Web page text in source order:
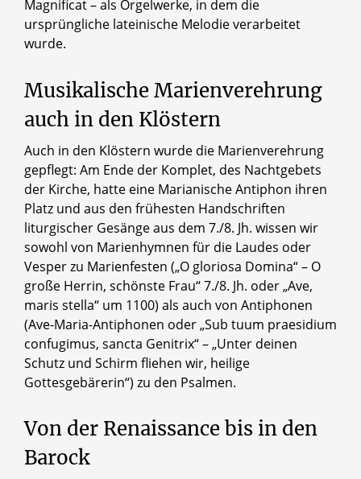
Magnificat – als Orgelwerke, in dem die
ursprüngliche lateinische Melodie verarbeitet
wurde.
Musikalische Marienverehrung
auch in den Klöstern
Auch in den Klöstern wurde die Marienverehrung
gepflegt: Am Ende der Komplet, des Nachtgebets
der Kirche, hatte eine Marianische Antiphon ihren
Platz und aus den frühesten Handschriften
liturgischer Gesänge aus dem 7./8. Jh. wissen wir
sowohl von Marienhymnen für die Laudes oder
Vesper zu Marienfesten („O gloriosa Domina“ – O
große Herrin, schönste Frau“ 7./8. Jh. oder „Ave,
maris stella“ um 1100) als auch von Antiphonen
(Ave-Maria-Antiphonen oder „Sub tuum praesidium
confugimus, sancta Genitrix“ – „Unter deinen
Schutz und Schirm fliehen wir, heilige
Gottesgebärerin“) zu den Psalmen.
Von der Renaissance bis in den
Barock